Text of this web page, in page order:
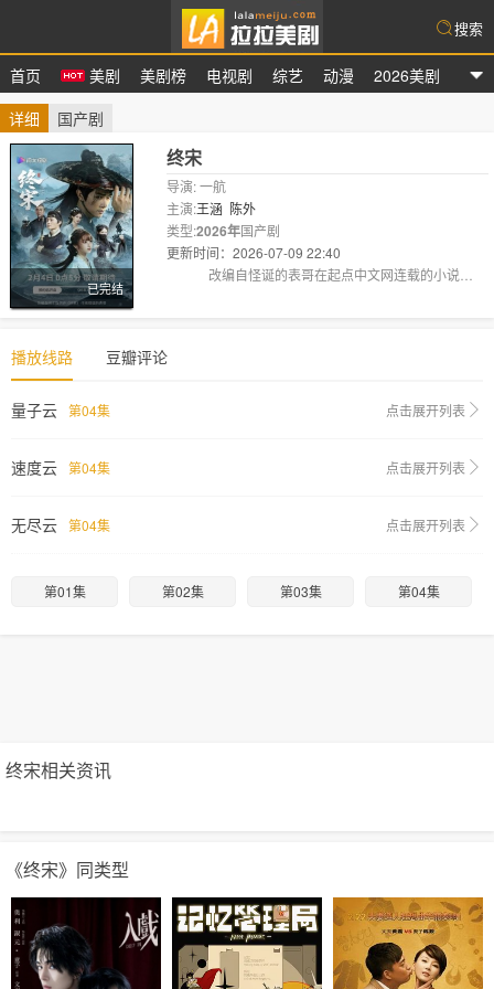
首页 美剧 美剧榜 电视剧 综艺 动漫 2026美剧
搜索
详细 国产剧
已完结
终宋
导演: 一航
主演:王涵 陈外
类型:2026年国产剧
更新时间：2026-07-09 22:40
改编自怪诞的表哥在起点中文网连载的小说《终
播放线路 豆瓣评论
量子云 第04集 点击展开列表
速度云 第04集 点击展开列表
无尽云 第04集 点击展开列表
第01集 第02集 第03集 第04集
终宋相关资讯
《终宋》同类型